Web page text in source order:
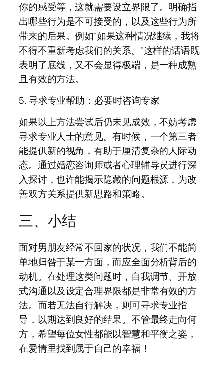
你的感受等，这就需要设立界限了。明确指
出哪些行为是不可接受的，以及这些行为所
带来的后果。例如“如果这种情况继续，我将
不得不重新考虑我们的关系。”这样的话语既
表明了底线，又不会显得极端，是一种成熟
且有效的方法。
5. 寻求专业帮助：必要时咨询专家
如果以上方法尝试后仍未见成效，不妨考虑
寻求专业人士的意见。有时候，一个第三者
能提供新的视角，有助于厘清复杂的人际动
态。通过婚恋咨询师或者心理辅导员进行深
入探讨，也许能揭示隐藏的问题根源，为改
善双方关系提供新思路和策略。
三、小结
面对男朋友经常不回家的状况，我们不能简
单地归咎于某一方面，而应全面分析背后的
动机。在处理这类问题时，自我调节、开放
式沟通以及设定合理界限都是非常有效的方
法。而若无法自行解决，则可寻求专业指
导，以期达到良好的结果。不管最终走向何
方，希望每位女性都能以智慧和平衡之姿，
在爱情里找到属于自己的幸福！